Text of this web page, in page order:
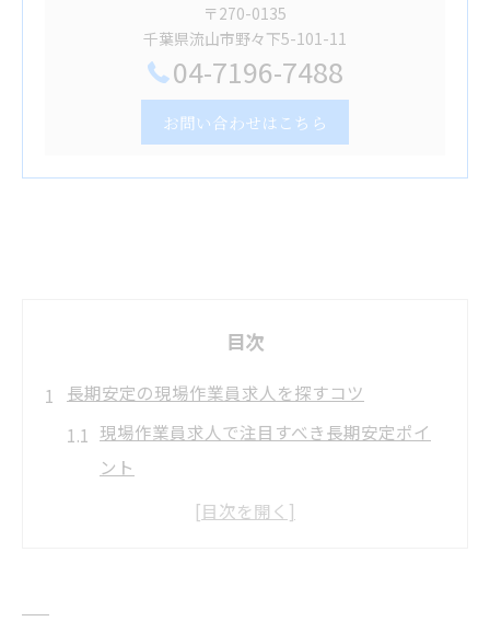
〒270-0135
千葉県流山市野々下5-101-11
04-7196-7488
お問い合わせはこちら
目次
長期安定の現場作業員求人を探すコツ
現場作業員求人で注目すべき長期安定ポイ
ント
長期勤務に最適な現場作業員求人の見極め